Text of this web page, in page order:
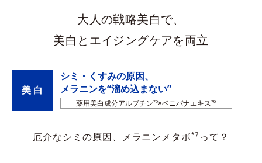
大人の戦略美白で、
美白とエイジングケアを両立
美 白
シミ・くすみの原因、
メラニンを“溜め込まない”
薬用美白成分アルブチン*5×ベニバナエキス*6
厄介なシミの原因、メラニンメタボ*7 って？